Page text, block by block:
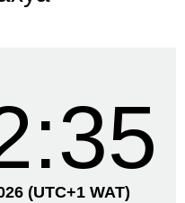
(UTC+1 WAT)